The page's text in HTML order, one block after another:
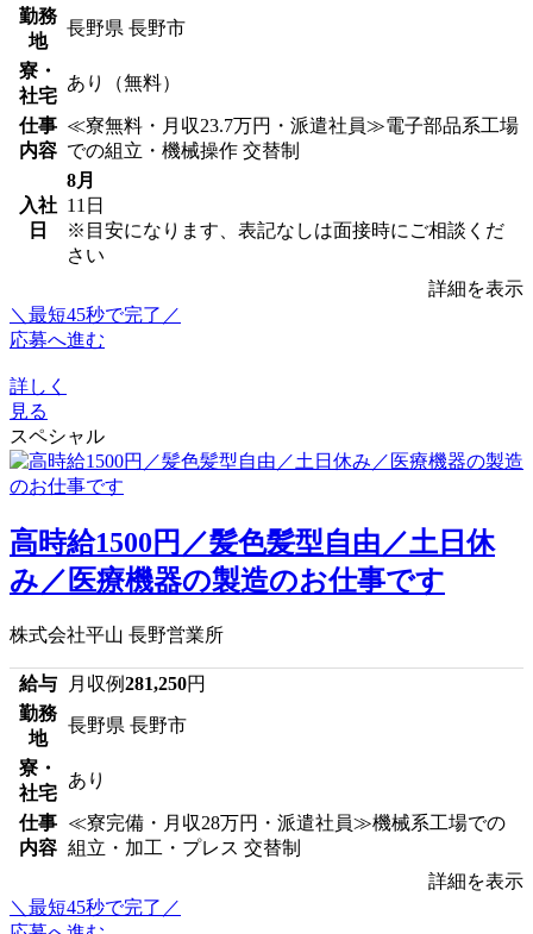
勤務
地
長野県 長野市
寮・
社宅
あり（無料）
仕事
内容
≪寮無料・月収23.7万円・派遣社員≫電子部品系工場
での組立・機械操作 交替制
入社
日
8月
11日
※目安になります、表記なしは面接時にご相談くだ
さい
詳細を表示
＼最短45秒で完了／
応募へ進む
詳しく
見る
スペシャル
高時給1500円／髪色髪型自由／土日休
み／医療機器の製造のお仕事です
株式会社平山 長野営業所
給与 月収例281,250円
勤務
地
長野県 長野市
寮・
社宅
あり
仕事
内容
≪寮完備・月収28万円・派遣社員≫機械系工場での
組立・加工・プレス 交替制
詳細を表示
＼最短45秒で完了／